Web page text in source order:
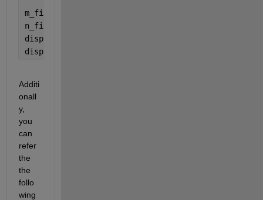
m_final = mean(m_values);
n_final = mean(n_values);
disp([
disp([
Additi
onall
y,
you
can
refer
the
the
follo
wing